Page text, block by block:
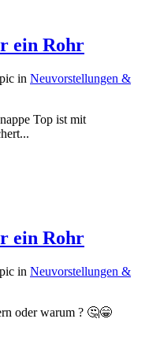
ein Rohr
in Neuvorstellungen &
Top ist mit
ein Rohr
in Neuvorstellungen &
oder warum ? 🤔😁